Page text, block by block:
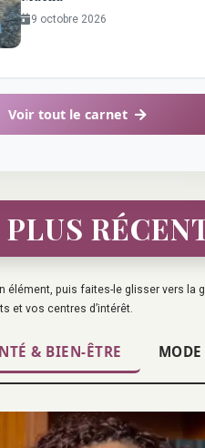
9 octobre 2026
Voir tout le carnet
élément, puis faites-le glisser vers la
et vos centres d’intérêt.
& BIEN-ÊTRE